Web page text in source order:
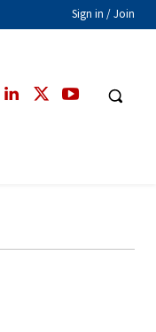
Sign in / Join